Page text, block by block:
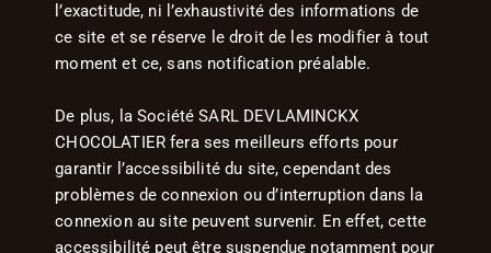
l’exactitude, ni l’exhaustivité des informations de
ce site et se réserve le droit de les modifier à tout
moment et ce, sans notification préalable.
De plus, la Société SARL DEVLAMINCKX
CHOCOLATIER fera ses meilleurs efforts pour
garantir l’accessibilité du site, cependant des
problèmes de connexion ou d’interruption dans la
connexion au site peuvent survenir. En effet, cette
accessibilité peut être suspendue notamment pour